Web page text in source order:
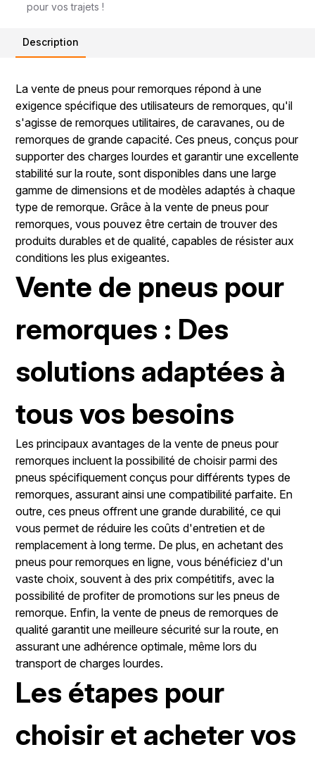
pour vos trajets !
Description
La vente de pneus pour remorques répond à une
exigence spécifique des utilisateurs de remorques, qu'il
s'agisse de remorques utilitaires, de caravanes, ou de
remorques de grande capacité. Ces pneus, conçus pour
supporter des charges lourdes et garantir une excellente
stabilité sur la route, sont disponibles dans une large
gamme de dimensions et de modèles adaptés à chaque
type de remorque. Grâce à la vente de pneus pour
remorques, vous pouvez être certain de trouver des
produits durables et de qualité, capables de résister aux
conditions les plus exigeantes.
Vente de pneus pour
remorques : Des
solutions adaptées à
tous vos besoins
Les principaux avantages de la vente de pneus pour
remorques incluent la possibilité de choisir parmi des
pneus spécifiquement conçus pour différents types de
remorques, assurant ainsi une compatibilité parfaite. En
outre, ces pneus offrent une grande durabilité, ce qui
vous permet de réduire les coûts d'entretien et de
remplacement à long terme. De plus, en achetant des
pneus pour remorques en ligne, vous bénéficiez d'un
vaste choix, souvent à des prix compétitifs, avec la
possibilité de profiter de promotions sur les pneus de
remorque. Enfin, la vente de pneus de remorques de
qualité garantit une meilleure sécurité sur la route, en
assurant une adhérence optimale, même lors du
transport de charges lourdes.
Les étapes pour
choisir et acheter vos